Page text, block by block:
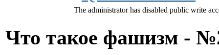
The administrator has disabled public write
Что такое фашизм -